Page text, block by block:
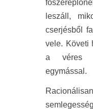
leszáll,
cserjésből
vele. Követi
a véres
egymással.